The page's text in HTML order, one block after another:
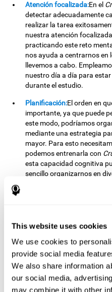
This website uses cookies
We use cookies to
provide social media
We also share information
our social media,
may combine it with other
Atención focalizada:En el
detectar adecuadamente
realizar la tarea
nuestra atención
practicando este reto
nos ayuda a centrarnos en
llevemos a cabo.
nuestro día a día para
durante el estudio.
Planificación:El orden en
importante, ya que puede
este modo, podríamos
mediante una estrategia
mayor. Para esto
podemos entrenarla con
esta capacidad cognitiva
sencillo organizarnos en
Frecuentemente
cuando organizamos
Percepción visual:Para unir
errores, necesitaremos
diferencias entre ellas. Al
con este reto mental, es
buena percepción visual
correctamente los